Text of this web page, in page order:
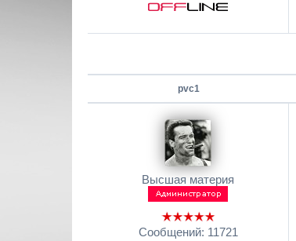
pvc1
Высшая материя
Сообщений: 11721